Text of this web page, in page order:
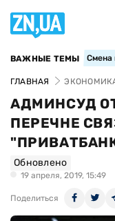
ВАЖНЫЕ ТЕМЫ Смена
ГЛАВНАЯ
АДМИНСУД
ПЕРЕЧНЕ
Обновлено
19 апреля, 2019, 15:49
Поделиться